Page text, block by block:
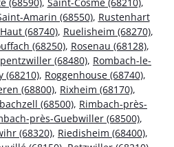
Amarin (68550), Rustenhart
(68740), Ruelisheim (68270),
(68250), Rosenau (68128),
(68480), Rombach-le-
(68210), Roggenhouse (68740),
(68800), Rixheim (68170),
(68500), Rimbach-près-
près-Guebwiller (68500),
(68320), Riedisheim (68400),